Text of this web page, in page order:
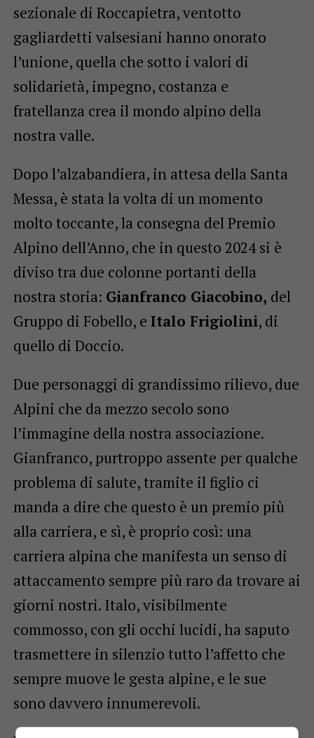
sezionale di Roccapietra, ventotto
gagliardetti valsesiani hanno onorato
l’unione, quella che sotto i valori di
solidarietà, impegno, costanza e
fratellanza crea il mondo alpino della
nostra valle.
Dopo l’alzabandiera, in attesa della Santa
Messa, è stata la volta di un momento
molto toccante, la consegna del Premio
Alpino dell’Anno, che in questo 2024 si è
diviso tra due colonne portanti della
nostra storia: Gianfranco Giacobino, del
Gruppo di Fobello, e Italo Frigiolini, di
quello di Doccio.
Due personaggi di grandissimo rilievo, due
Alpini che da mezzo secolo sono
l’immagine della nostra associazione.
Gianfranco, purtroppo assente per qualche
problema di salute, tramite il figlio ci
manda a dire che questo è un premio più
alla carriera, e sì, è proprio così: una
carriera alpina che manifesta un senso di
attaccamento sempre più raro da trovare ai
giorni nostri. Italo, visibilmente
commosso, con gli occhi lucidi, ha saputo
trasmettere in silenzio tutto l’affetto che
sempre muove le gesta alpine, e le sue
sono davvero innumerevoli.